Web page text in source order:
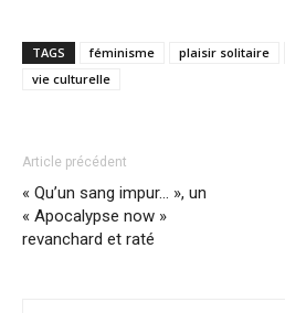
TAGS féminisme plaisir solitaire
vie culturelle
Article précédent
« Qu’un sang impur… », un
« Apocalypse now »
revanchard et raté